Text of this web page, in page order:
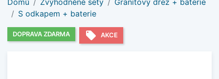
Domů Zvýhodněné sety
Granitový dřez + baterie
S odkapem + baterie
DOPRAVA ZDARMA local_offer AKCE